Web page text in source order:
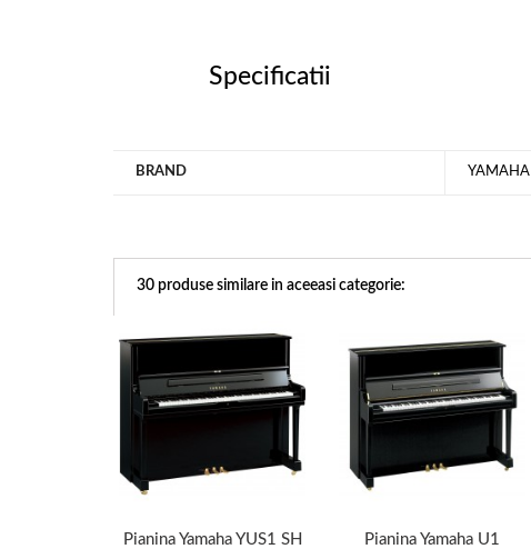
Specificatii
BRAND YAMAHA
30 produse similare in aceeasi categorie:
Pianina Yamaha YUS1 SH
Pianina Yamaha U1